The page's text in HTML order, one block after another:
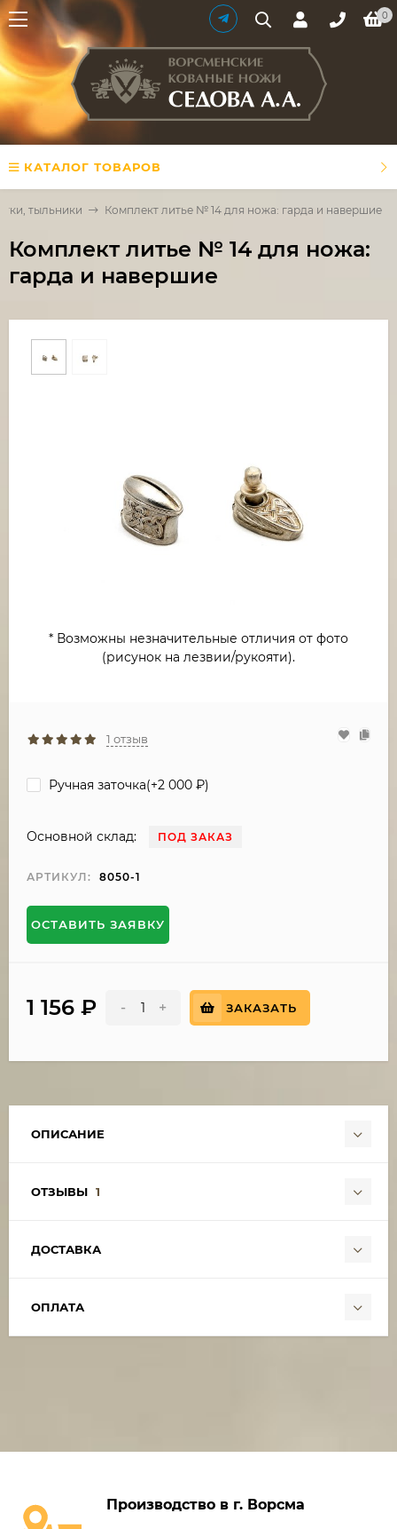
0
КАТАЛОГ ТОВАРОВ
тыльники Комплект литье № 14 для ножа: гарда и навершие
Комплект литье № 14 для ножа:
гарда и навершие
* Возможны незначительные отличия от фото
(рисунок на лезвии/рукояти).
1 отзыв
Ручная заточка(+2 000 ₽)
Основной склад: ПОД ЗАКАЗ
АРТИКУЛ: 8050-1
ОСТАВИТЬ ЗАЯВКУ
1 156 ₽ - + ЗАКАЗАТЬ
ОПИСАНИЕ
ОТЗЫВЫ 1
ДОСТАВКА
ОПЛАТА
Производство в г. Ворсма